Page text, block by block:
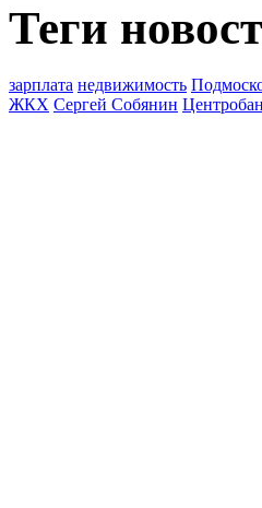
Теги
зарплата недвижимость
ЖКХ Сергей Собянин